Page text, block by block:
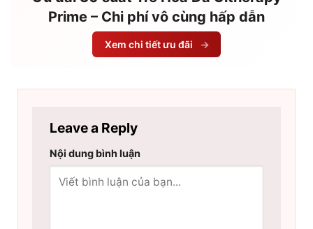
Prime – Chi phí vô cùng hấp dẫn
Xem chi tiết ưu đãi →
Leave a Reply
Nội dung bình luận